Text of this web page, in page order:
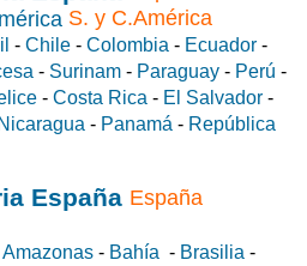
S. y C.América
- Chile - Colombia - Ecuador -
- Surinam - Paraguay - Perú -
- Costa Rica - El Salvador -
Nicaragua - Panamá - República
España
Amazonas - Bahía - Brasilia -